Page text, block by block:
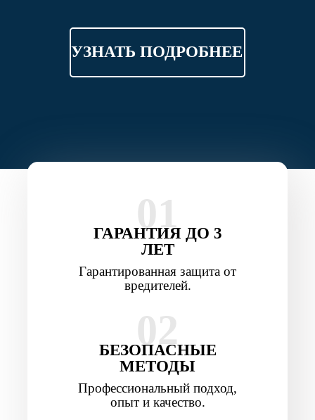
УЗНАТЬ ПОДРОБНЕЕ
01
ГАРАНТИЯ ДО 3
ЛЕТ
Гарантированная защита от
вредителей.
02
БЕЗОПАСНЫЕ
МЕТОДЫ
Профессиональный подход,
опыт и качество.